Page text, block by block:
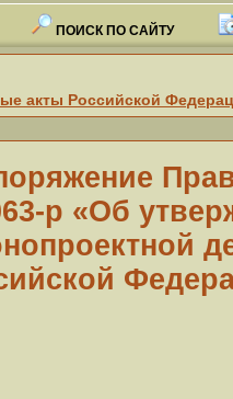
ПОИСК ПО САЙТУ
акты Российской
р «Об